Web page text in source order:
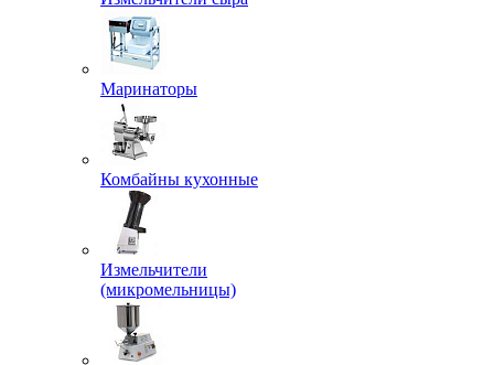
Маринаторы
Комбайны кухонные
Измельчители
(микромельницы)